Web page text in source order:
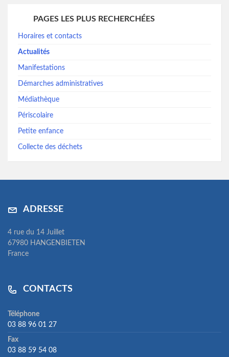
PAGES LES PLUS RECHERCHÉES
Horaires et contacts
Actualités
Manifestations
Démarches administratives
Médiathèque
Périscolaire
Petite enfance
Collecte des déchets
ADRESSE
4 rue du 14 Juillet
67980 HANGENBIETEN
France
CONTACTS
Téléphone
03 88 96 01 27
Fax
03 88 59 54 08